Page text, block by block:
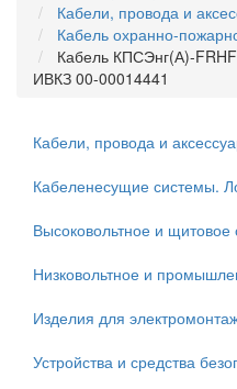
Кабели, провода и
Кабель охранно-
Кабель КПСЭнг(А)-
ИВКЗ 00-00014441
Кабели, провода и
Кабеленесущие системы.
Высоковольтное и щитовое
Низковольтное и
Изделия для
Устройства и средства